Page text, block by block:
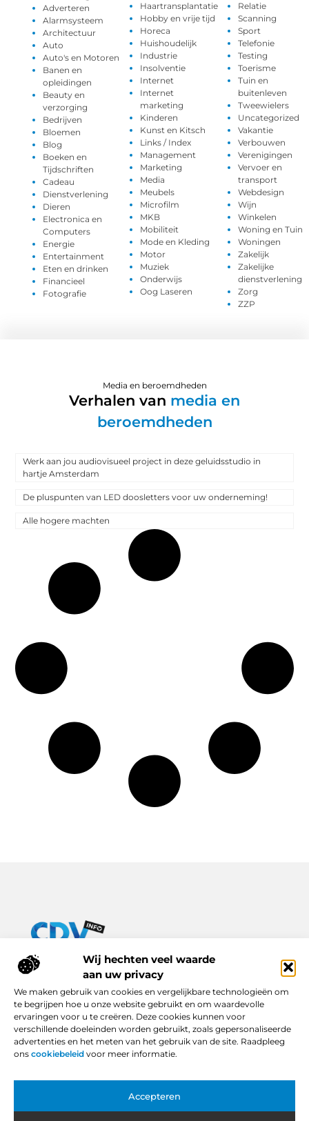
Wij hechten veel waarde
aan uw privacy
We maken gebruik van cookies en vergelijkbare technologieën om
te begrijpen hoe u onze website gebruikt en om waardevolle
ervaringen voor u te creëren. Deze cookies kunnen voor
verschillende doeleinden worden gebruikt, zoals gepersonaliseerde
advertenties en het meten van het gebruik van de site. Raadpleeg
ons cookiebeleid voor meer informatie.
Accepteren
Adverteren
Alarmsysteem
Architectuur
Auto
Auto's en Motoren
Banen en
opleidingen
Beauty en
verzorging
Bedrijven
Bloemen
Blog
Boeken en
Tijdschriften
Cadeau
Dienstverlening
Dieren
Electronica en
Computers
Energie
Entertainment
Eten en drinken
Financieel
Fotografie
Haartransplantatie
Hobby en vrije tijd
Horeca
Huishoudelijk
Industrie
Insolventie
Internet
Internet
marketing
Kinderen
Kunst en Kitsch
Links / Index
Management
Marketing
Media
Meubels
Microfilm
MKB
Mobiliteit
Mode en Kleding
Motor
Muziek
Onderwijs
Oog Laseren
Relatie
Scanning
Sport
Telefonie
Testing
Toerisme
Tuin en
buitenleven
Tweewielers
Uncategorized
Vakantie
Verbouwen
Verenigingen
Vervoer en
transport
Webdesign
Wijn
Winkelen
Woning en Tuin
Woningen
Zakelijk
Zakelijke
dienstverlening
Zorg
ZZP
Media en beroemdheden
Verhalen van media en
beroemdheden
Werk aan jou audiovisueel project in deze geluidsstudio in
hartje Amsterdam
De pluspunten van LED doosletters voor uw onderneming!
Alle hogere machten
Van praktische tips tot inspirerende verhalen – alles op Cdv-
Ontdek een breed scala aan blogs en artikelen die je dagelijks
leven verrijken, van handige adviezen tot boeiende inzichten.
Bericht categorie
Onze informatie